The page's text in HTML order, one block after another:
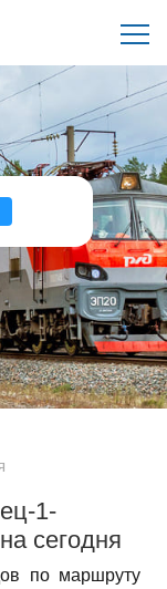
1-
сегодня
по маршруту